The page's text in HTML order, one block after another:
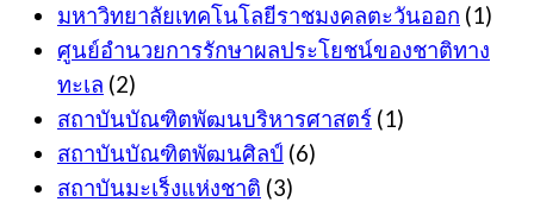
มหาวิทยาลัยเทคโนโลยีราชมงคลตะวันออก (1)
ศูนย์อำนวยการรักษาผลประโยชน์ของชาติทาง
ทะเล (2)
สถาบันบัณฑิตพัฒนบริหารศาสตร์ (1)
สถาบันบัณฑิตพัฒนศิลป์ (6)
สถาบันมะเร็งแห่งชาติ (3)